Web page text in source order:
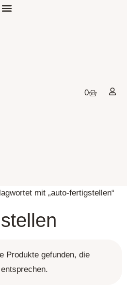
0
mit „auto-fertigstellen“
Produkte gefunden, die